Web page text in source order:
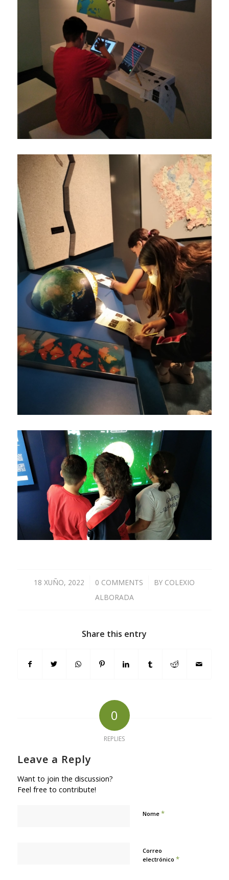
18 XUÑO, 2022
/ 0 COMMENTS
/ BY COLEXIO
ALBORADA
Share this entry
0
REPLIES
Leave a Reply
Want to join the discussion?
Feel free to contribute!
Nome *
Correo
electrónico *